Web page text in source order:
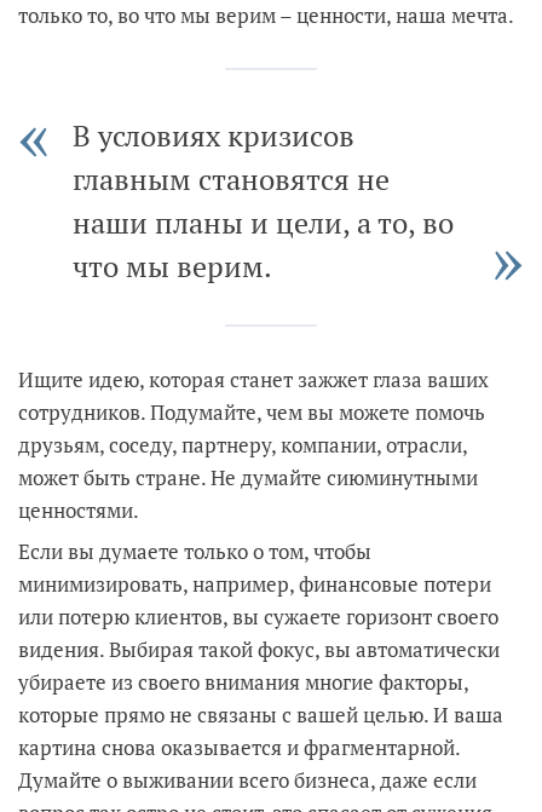
только то, во что мы верим – ценности, наша мечта.
В условиях кризисов
главным становятся не
наши планы и цели, а то, во
что мы верим.
Ищите идею, которая станет зажжет глаза ваших
сотрудников. Подумайте, чем вы можете помочь
друзьям, соседу, партнеру, компании, отрасли,
может быть стране. Не думайте сиюминутными
ценностями.
Если вы думаете только о том, чтобы
минимизировать, например, финансовые потери
или потерю клиентов, вы сужаете горизонт своего
видения. Выбирая такой фокус, вы автоматически
убираете из своего внимания многие факторы,
которые прямо не связаны с вашей целью. И ваша
картина снова оказывается и фрагментарной.
Думайте о выживании всего бизнеса, даже если